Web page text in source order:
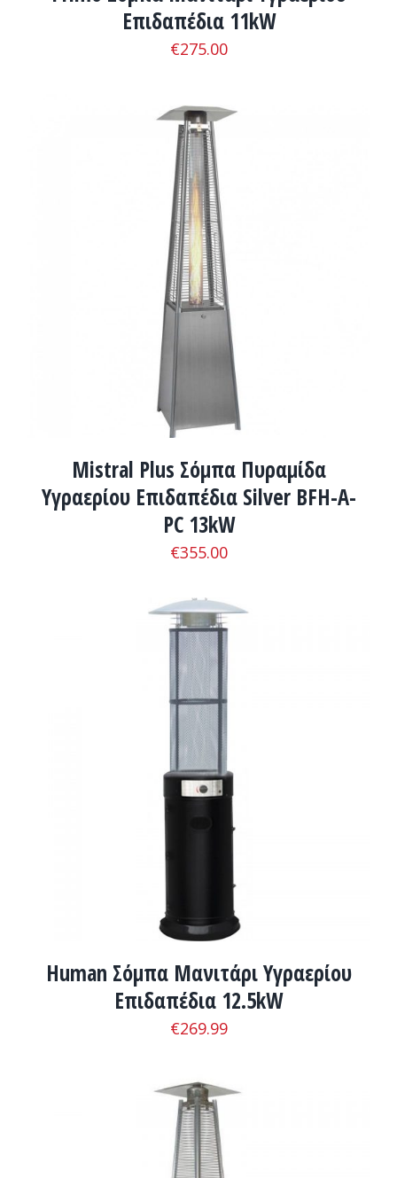
Επιδαπέδια 11kW
€275.00
ADD TO CART / ΛΕΠΤΟΜΈΡΕΙΕΣ
Mistral Plus Σόμπα Πυραμίδα
Υγραερίου Επιδαπέδια Silver BFH-A-
PC 13kW
€355.00
ADD TO CART / ΛΕΠΤΟΜΈΡΕΙΕΣ
Human Σόμπα Μανιτάρι Υγραερίου
Επιδαπέδια 12.5kW
€269.99